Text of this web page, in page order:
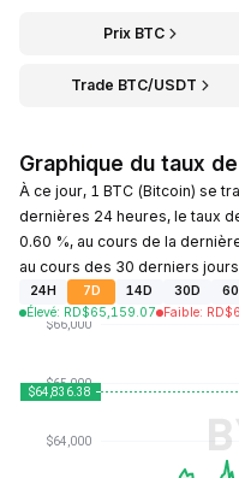
Prix BTC
Trade BTC/USDT
Graphique du taux
À ce jour, 1 BTC (Bitcoin) se
dernières 24 heures, le taux
0.60 %, au cours de la
au cours des 30 derniers
24H 7D 14D 30D
Élevé: RD$65,159.07 Faible: RD$